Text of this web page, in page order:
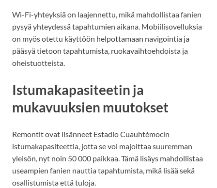
Wi-Fi-yhteyksiä on laajennettu, mikä mahdollistaa fanien
pysyä yhteydessä tapahtumien aikana. Mobiilisovelluksia
on myös otettu käyttöön helpottamaan navigointia ja
pääsyä tietoon tapahtumista, ruokavaihtoehdoista ja
oheistuotteista.
Istumakapasiteetin ja
mukavuuksien muutokset
Remontit ovat lisänneet Estadio Cuauhtémocin
istumakapasiteettia, jotta se voi majoittaa suuremman
yleisön, nyt noin 50 000 paikkaa. Tämä lisäys mahdollistaa
useampien fanien nauttia tapahtumista, mikä lisää sekä
osallistumista että tuloja.